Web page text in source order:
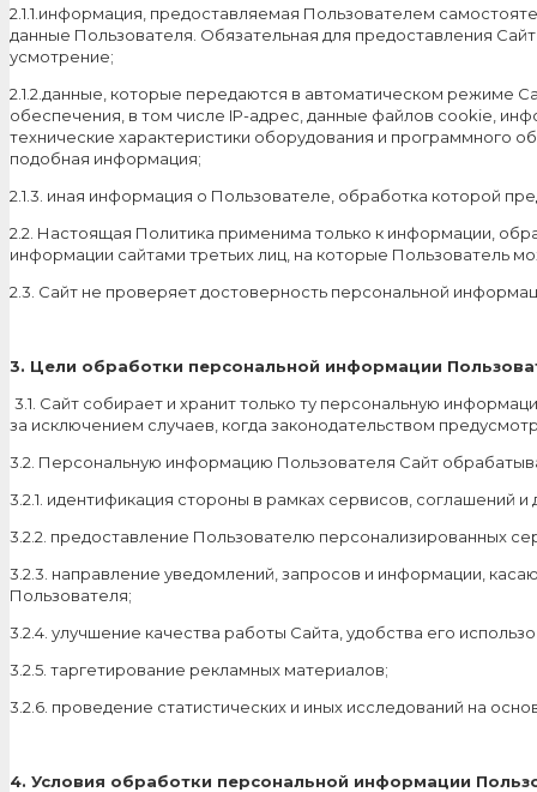
2.1.1.информация, предоставляемая Пользователем
данные Пользователя. Обязательная для предоставления
усмотрение;
2.1.2.данные, которые передаются в автоматическом режиме
обеспечения, в том числе IP-адрес, данные файлов cookie,
технические характеристики оборудования и программного
подобная информация;
2.1.3. иная информация о Пользователе, обработка которой
2.2. Настоящая Политика применима только к информации,
информации сайтами третьих лиц, на которые Пользователь
2.3. Сайт не проверяет достоверность персональной
3. Цели обработки персональной информации
3.1. Сайт собирает и хранит только ту персональную
за исключением случаев, когда законодательством
3.2. Персональную информацию Пользователя Сайт
3.2.1. идентификация стороны в рамках сервисов, соглашений
3.2.2. предоставление Пользователю персонализированных
3.2.3. направление уведомлений, запросов и информации,
Пользователя;
3.2.4. улучшение качества работы Сайта, удобства его
3.2.5. таргетирование рекламных материалов;
3.2.6. проведение статистических и иных исследований на
4. Условия обработки персональной информации